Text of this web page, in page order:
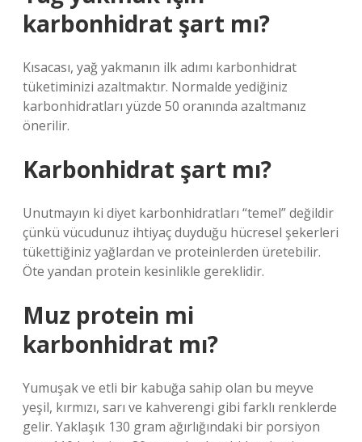
karbonhidrat şart mı?
Kısacası, yağ yakmanın ilk adımı karbonhidrat
tüketiminizi azaltmaktır. Normalde yediğiniz
karbonhidratları yüzde 50 oranında azaltmanız
önerilir.
Karbonhidrat şart mı?
Unutmayın ki diyet karbonhidratları “temel” değildir
çünkü vücudunuz ihtiyaç duyduğu hücresel şekerleri
tükettiğiniz yağlardan ve proteinlerden üretebilir.
Öte yandan protein kesinlikle gereklidir.
Muz protein mi
karbonhidrat mı?
Yumuşak ve etli bir kabuğa sahip olan bu meyve
yeşil, kırmızı, sarı ve kahverengi gibi farklı renklerde
gelir. Yaklaşık 130 gram ağırlığındaki bir porsiyon